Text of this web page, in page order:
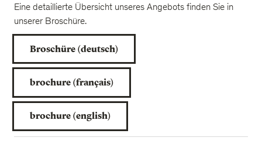
Eine detaillierte Übersicht unseres Angebots finden Sie in
unserer Broschüre.
Broschüre (deutsch)
brochure (français)
brochure (english)